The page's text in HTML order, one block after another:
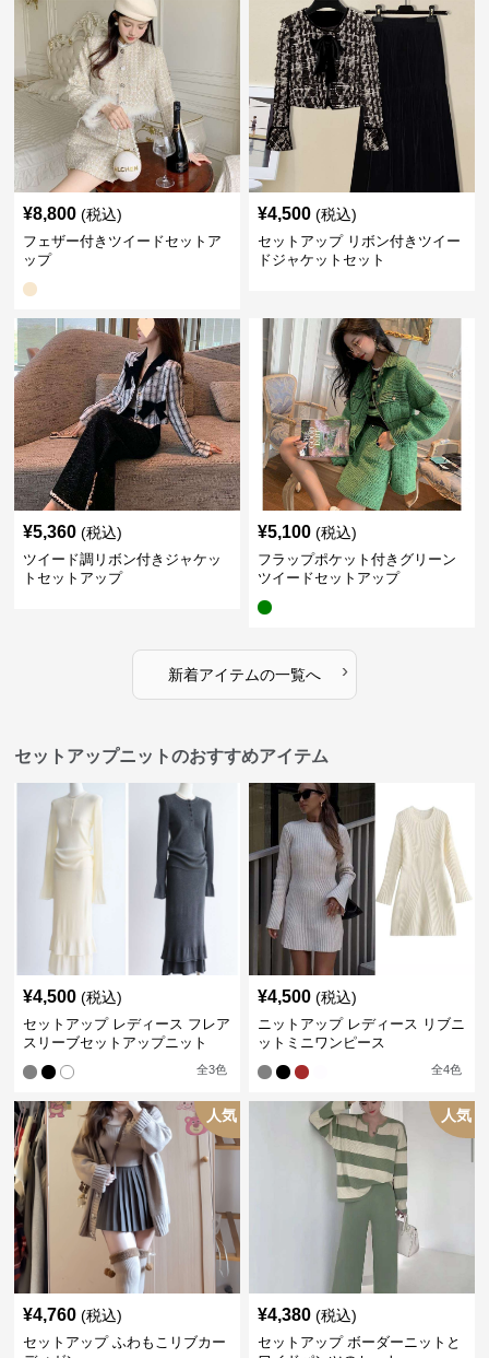
¥8,800 (税込)
フェザー付きツイードセットア
ップ
¥4,500 (税込)
セットアップ リボン付きツイー
ドジャケットセット
¥5,360 (税込)
ツイード調リボン付きジャケッ
トセットアップ
¥5,100 (税込)
フラップポケット付きグリーン
ツイードセットアップ
新着アイテムの一覧へ ›
セットアップニットのおすすめアイテム
¥4,500 (税込)
セットアップ レディース フレア
スリーブセットアップニット
全3色
¥4,500 (税込)
ニットアップ レディース リブニ
ットミニワンピース
全4色
人気
¥4,760 (税込)
セットアップ ふわもこリブカー
人気
¥4,380 (税込)
セットアップ ボーダーニットと